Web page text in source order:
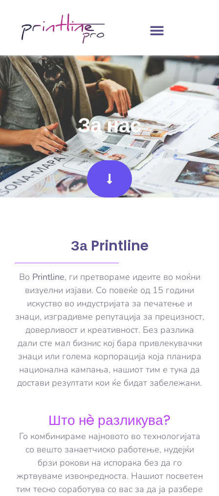
За нас
За Printline
Во Printline, ги претвораме идеите во моќни
визуелни изјави. Со повеќе од 15 години
искуство во индустријата за печатење и
знаци, изградивме репутација за прецизност,
доверливост и креативност. Без разлика
дали сте мал бизнис кој бара привлекувачки
знаци или голема корпорација која планира
национална кампања, нашиот тим е тука да
достави резултати кои ќе бидат забележани.
Што нè разликува?
Го комбинираме најновото во технологијата
со вешто занаетчиско работење, нудејќи
брзи рокови на испорака без да го
жртвуваме извонредноста. Нашиот посветен
тим тесно соработува со вас за да ја разбере